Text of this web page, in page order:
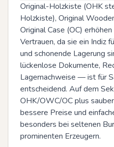
Original-Holzkiste (OHK
Holzkiste), Original
Original Case (OC)
Vertrauen, da sie ein Indiz
und schonende Lagerung
lückenlose Dokumente,
Lagernachweise — ist für
entscheidend. Auf dem
OHK/OWC/OC plus
bessere Preise und
besonders bei seltenen
prominenten Erzeugern.